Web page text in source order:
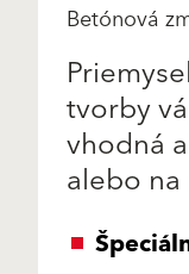
Betónová
tvorby
vhodná
alebo